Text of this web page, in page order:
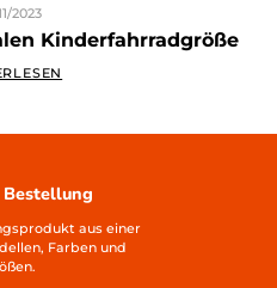
2023
Kinderfahrradgröße
Bestellung
aus einer
Farben und